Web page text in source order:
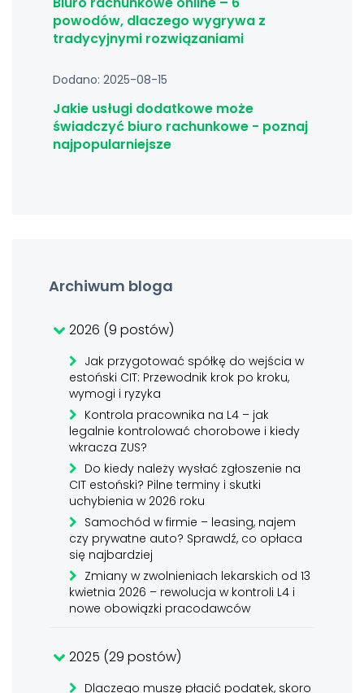
powodów, dlaczego wygrywa z
tradycyjnymi rozwiązaniami
Dodano: 2025-08-15
Jakie usługi dodatkowe może
świadczyć biuro rachunkowe - poznaj
najpopularniejsze
Archiwum bloga
2026 (9 postów)
Jak przygotować spółkę do wejścia w
estoński CIT: Przewodnik krok po kroku,
wymogi i ryzyka
Kontrola pracownika na L4 – jak
legalnie kontrolować chorobowe i kiedy
wkracza ZUS?
Do kiedy należy wysłać zgłoszenie na
CIT estoński? Pilne terminy i skutki
uchybienia w 2026 roku
Samochód w firmie – leasing, najem
czy prywatne auto? Sprawdź, co opłaca
się najbardziej
Zmiany w zwolnieniach lekarskich od 13
kwietnia 2026 – rewolucja w kontroli L4 i
nowe obowiązki pracodawców
2025 (29 postów)
Dlaczego muszę płacić podatek, skoro